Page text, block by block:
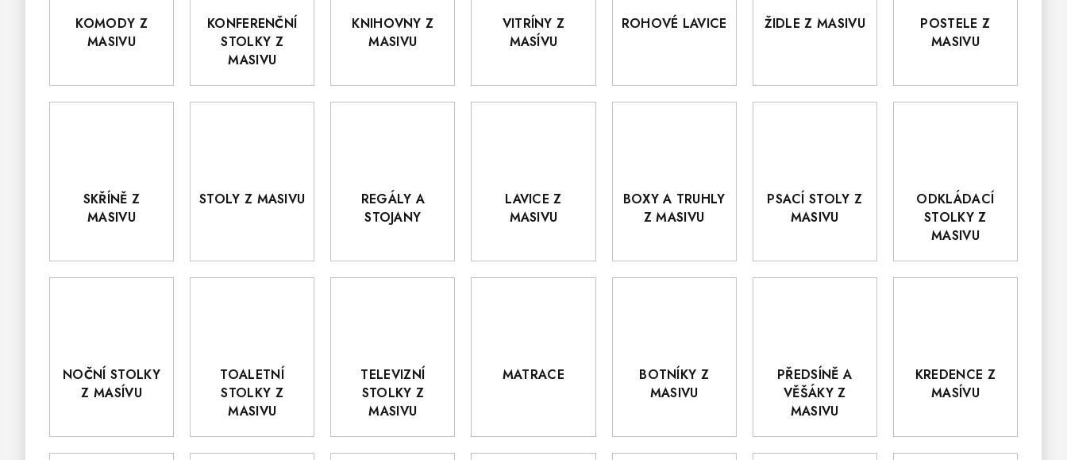
KOMODY Z
MASIVU
KONFERENČNÍ
STOLKY Z
MASIVU
KNIHOVNY Z
MASIVU
VITRÍNY Z
MASÍVU
ROHOVÉ LAVICE ŽIDLE Z MASIVU
POSTELE Z
MASIVU
SKŘÍNĚ Z
MASIVU
STOLY Z MASIVU
REGÁLY A
STOJANY
LAVICE Z
MASIVU
BOXY A TRUHLY
Z MASIVU
PSACÍ STOLY Z
MASIVU
ODKLÁDACÍ
STOLKY Z
MASIVU
NOČNÍ STOLKY
Z MASÍVU
TOALETNÍ
STOLKY Z
MASIVU
TELEVIZNÍ
STOLKY Z
MASIVU
MATRACE
BOTNÍKY Z
MASIVU
PŘEDSÍNĚ A
VĚŠÁKY Z
MASIVU
KREDENCE Z
MASÍVU